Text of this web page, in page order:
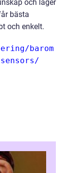
och lager
bästa
och enkelt.
barom